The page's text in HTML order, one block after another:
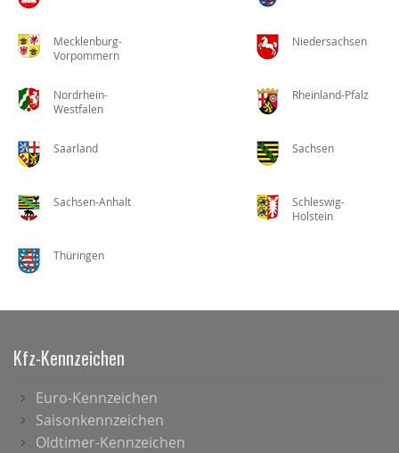
Mecklenburg-
Vorpommern
Niedersachsen
Nordrhein-
Westfalen
Rheinland-Pfalz
Saarland Sachsen
Sachsen-Anhalt
Schleswig-
Holstein
Thüringen
Kfz-Kennzeichen
Euro-Kennzeichen
Saisonkennzeichen
Oldtimer-Kennzeichen